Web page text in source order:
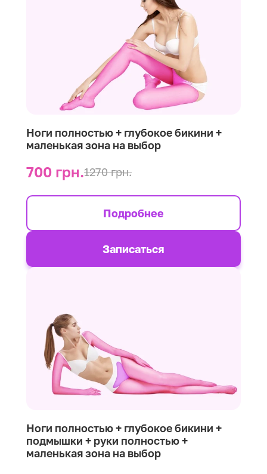
Ноги полностью + глубокое бикини +
маленькая зона на выбор
700 грн.1270 грн.
Подробнее
Записаться
Ноги полностью + глубокое бикини +
подмышки + руки полностью +
маленькая зона на выбор